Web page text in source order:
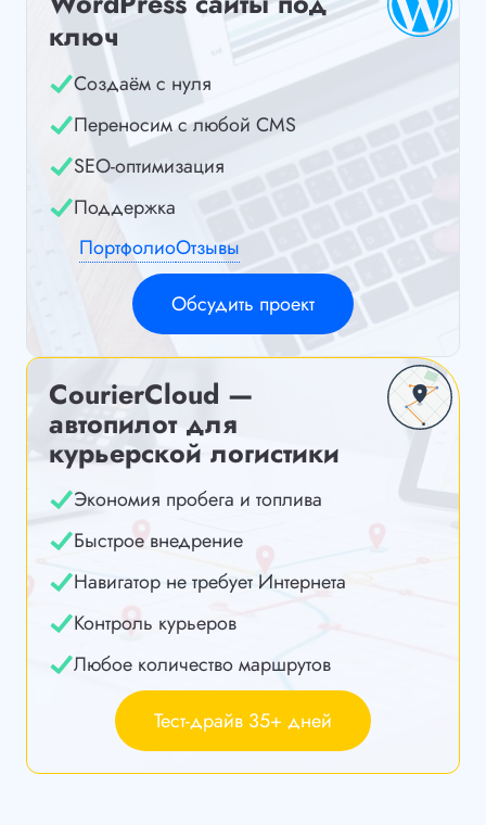
ключ
Создаём с нуля
Переносим с любой CMS
SEO-оптимизация
Поддержка
ПортфолиоОтзывы
Обсудить проект
CourierCloud —
автопилот для
курьерской логистики
Экономия пробега и топлива
Быстрое внедрение
Навигатор не требует Интернета
Контроль курьеров
Любое количество маршрутов
Тест-драйв 35+ дней